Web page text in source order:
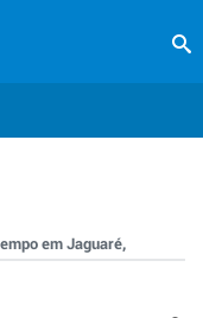
em Jaguaré,